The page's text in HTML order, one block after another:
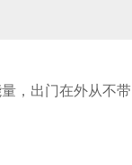
，出门在外从不带